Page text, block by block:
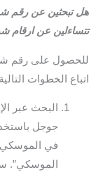
هل تبحثين عن رقم
تتساءلين عن
للحصول على رقم
اتباع الخطوات
البحث عبر
جوجل
في
الموسكي”.